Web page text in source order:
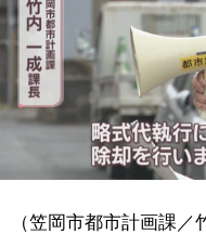
（笠岡市都市計画課／